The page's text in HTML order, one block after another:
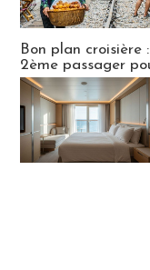
Bon plan croisière
2ème passager